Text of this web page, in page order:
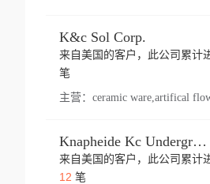
K&c Sol Corp.
来自美国的客户，此公司累计
笔
主营： ceramic ware,artifical
Knapheide Kc Underground
来自美国的客户，此公司累计
12 笔